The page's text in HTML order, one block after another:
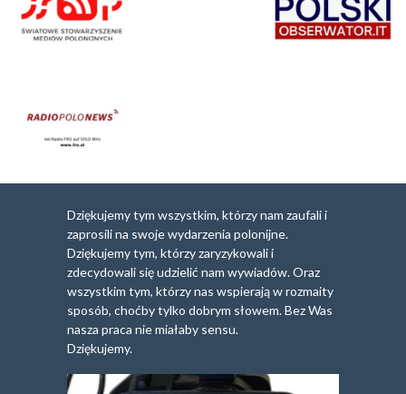
Dziękujemy tym wszystkim, którzy nam zaufali i
zaprosili na swoje wydarzenia polonijne.
Dziękujemy tym, którzy zaryzykowali i
zdecydowali się udzielić nam wywiadów. Oraz
wszystkim tym, którzy nas wspierają w rozmaity
sposób, choćby tylko dobrym słowem. Bez Was
nasza praca nie miałaby sensu.
Dziękujemy.